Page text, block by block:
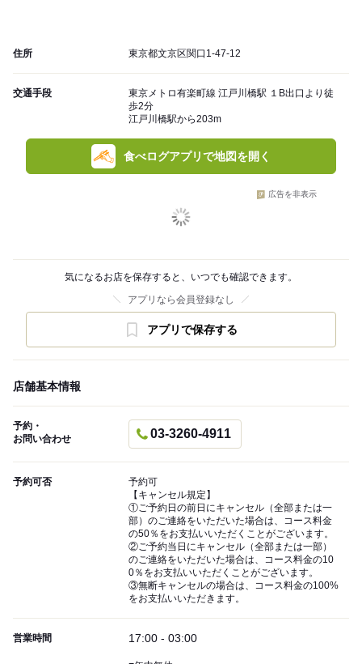
住所 東京都文京区関口1-47-12
交通手段
東京メトロ有楽町線 江戸川橋駅 １B出口より徒
歩2分
江戸川橋駅から203m
食べログアプリで地図を開く
広告を非表示
気になるお店を保存すると、いつでも確認できます。
アプリなら会員登録なし
アプリで保存する
店舗基本情報
予約・
お問い合わせ
03-3260-4911
予約可否
予約可
【キャンセル規定】
①ご予約日の前日にキャンセル（全部または一
部）のご連絡をいただいた場合は、コース料金
の50％をお支払いいただくことがございます。
②ご予約当日にキャンセル（全部または一部）
のご連絡をいただいた場合は、コース料金の10
0％をお支払いいただくことがございます。
③無断キャンセルの場合は、コース料金の100%
をお支払いいただきます。
営業時間 17:00 - 03:00